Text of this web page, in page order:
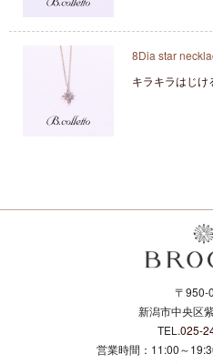
8Dia star
キラキラはじけ
〒950-
新潟市中央区
TEL.025-
営業時間：11:00～